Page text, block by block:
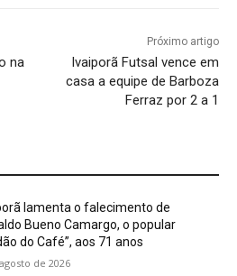
na
Próximo artigo
Ivaiporã Futsal vence em
casa a equipe de Barboza
Ferraz por 2 a 1
lamenta o falecimento de
Bueno Camargo, o popular
do Café”, aos 71 anos
de 2026